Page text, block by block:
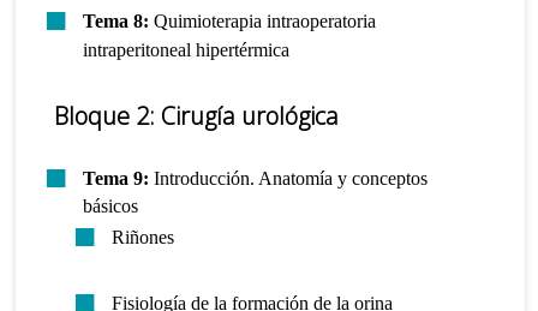
Tema 8:Quimioterapia intraoperatoria
intraperitoneal hipertérmica
Bloque 2: Cirugía urológica
Tema 9: Introducción. Anatomía y conceptos
básicos
Riñones
Fisiología de la formación de la orina